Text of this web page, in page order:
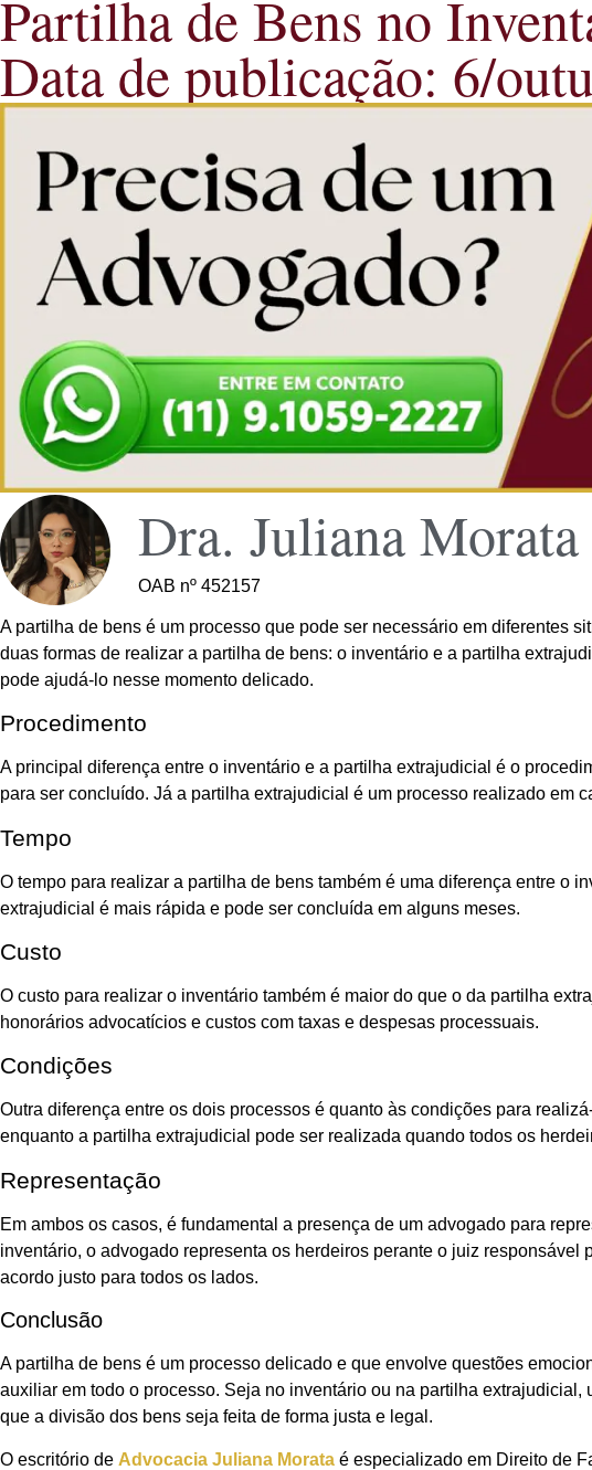
Partilha de Bens no
Data de publicação: 6/
Dra. Juliana Morata
OAB nº 452157
A partilha de bens é um processo que pode ser necessário em diferentes
duas formas de realizar a partilha de bens: o inventário e a partilha
pode ajudá-lo nesse momento delicado.
Procedimento
A principal diferença entre o inventário e a partilha extrajudicial é o
para ser concluído. Já a partilha extrajudicial é um processo realizado em
Tempo
O tempo para realizar a partilha de bens também é uma diferença entre o
extrajudicial é mais rápida e pode ser concluída em alguns meses.
Custo
O custo para realizar o inventário também é maior do que o da partilha
honorários advocatícios e custos com taxas e despesas processuais.
Condições
Outra diferença entre os dois processos é quanto às condições para
enquanto a partilha extrajudicial pode ser realizada quando todos os
Representação
Em ambos os casos, é fundamental a presença de um advogado para
inventário, o advogado representa os herdeiros perante o juiz
acordo justo para todos os lados.
Conclusão
A partilha de bens é um processo delicado e que envolve questões
auxiliar em todo o processo. Seja no inventário ou na partilha
que a divisão dos bens seja feita de forma justa e legal.
O escritório de Advocacia Juliana Morata é especializado em Direito de